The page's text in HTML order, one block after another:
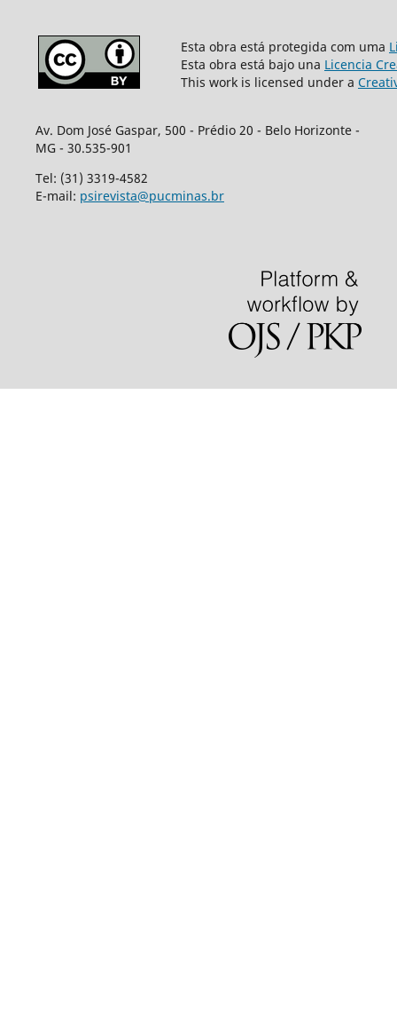
Esta obra está protegida com uma
Esta obra está bajo una Licencia
This work is licensed under a
Av. Dom José Gaspar, 500 - Prédio 20 - Belo Horizonte -
MG - 30.535-901
Tel: (31) 3319-4582
E-mail: psirevista@pucminas.br